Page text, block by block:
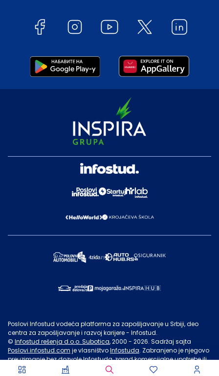
Poslovi Infostud vodeća platforma za zapošljavanje u Srbiji, deo
centra za zapošljavanje i razvoj karijere - Infostud.
© Infostud rešenja d.o.o. Subotica, 2000 - 2026. Sadržaj sajta
Poslovi.infostud.com je vlasništvoInfostuda. Zabranjeno je njegovo
preuzimanje bez dozvoleInfostuda, zarad komercijalne upotrebe ili
u druge svrhe, osim za lične potrebe posetilaca sajta.